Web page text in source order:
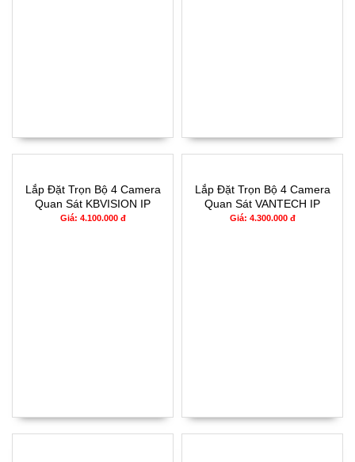
Lắp Đặt Trọn Bộ 4 Camera
Quan Sát KBVISION IP
CCTV - 1304IP
Giá: 4.100.000 đ
Lắp Đặt Trọn Bộ 4 Camera
Quan Sát VANTECH IP
CCTV - 3304IP
Giá: 4.300.000 đ